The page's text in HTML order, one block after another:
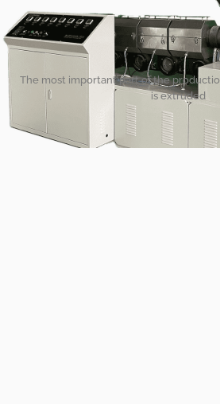
The most important part of the
is extruded